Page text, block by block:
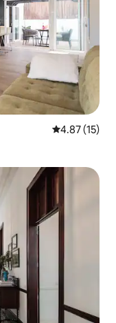
レビュー15
4.87 (15)